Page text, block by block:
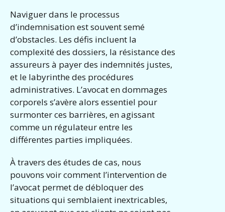
Naviguer dans le processus
d’indemnisation est souvent semé
d’obstacles. Les défis incluent la
complexité des dossiers, la résistance des
assureurs à payer des indemnités justes,
et le labyrinthe des procédures
administratives. L’avocat en dommages
corporels s’avère alors essentiel pour
surmonter ces barrières, en agissant
comme un régulateur entre les
différentes parties impliquées.
À travers des études de cas, nous
pouvons voir comment l’intervention de
l’avocat permet de débloquer des
situations qui semblaient inextricables,